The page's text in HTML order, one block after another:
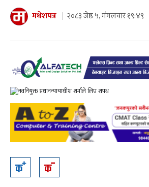
मधेशपत्र २०८३ जेष्ठ ५, मंगलवार १९:४९